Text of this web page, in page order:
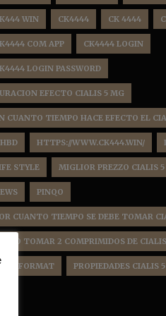
WIN CK4444 CK 4444
COM APP CK4444 LOGIN
LOGIN PASSWORD
EFECTO CIALIS 5 MG
CUANTO TIEMPO HACE EFECTO EL
HTTPS://WWW.CK444.WIN/
STYLE MIGLIOR PREZZO CIALIS
PINQO
CUANTO TIEMPO SE DEBE TOMAR
TOMAR 2 COMPRIMIDOS DE
FORMAT PROPIEDADES CIALIS